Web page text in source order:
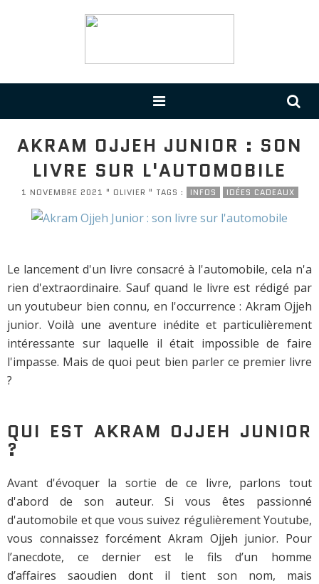
AKRAM OJJEH JUNIOR : SON
LIVRE SUR L'AUTOMOBILE
1 NOVEMBRE 2021 " OLIVIER " TAGS : INFOS IDÉES CADEAUX
Le lancement d'un livre consacré à l'automobile, cela n'a
rien d'extraordinaire. Sauf quand le livre est rédigé par
un youtubeur bien connu, en l'occurrence : Akram Ojjeh
junior. Voilà une aventure inédite et particulièrement
intéressante sur laquelle il était impossible de faire
l'impasse. Mais de quoi peut bien parler ce premier livre
?
QUI EST AKRAM OJJEH JUNIOR
?
Avant d'évoquer la sortie de ce livre, parlons tout
d'abord de son auteur. Si vous êtes passionné
d'automobile et que vous suivez régulièrement Youtube,
vous connaissez forcément Akram Ojjeh junior. Pour
l’anecdote, ce dernier est le fils d’un homme
d’affaires saoudien dont il tient son nom, mais